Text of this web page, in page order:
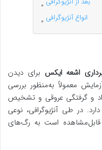
انواع آنژیوگرافی
اشعه ایکس برای دیدن
معمولاً به‌منظور بررسی
و گرفتگی عروقی و تشخیص
در طی آنژیوگرافی، نوعی
است به رگ‌های